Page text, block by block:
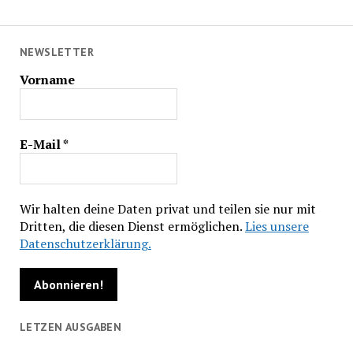
NEWSLETTER
Vorname
E-Mail*
Wir halten deine Daten privat und teilen sie nur mit
Dritten, die diesen Dienst ermöglichen.Lies unsere
Datenschutzerklärung.
LETZEN AUSGABEN